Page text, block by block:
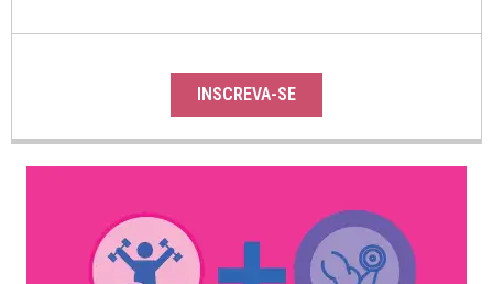
INSCREVA-SE